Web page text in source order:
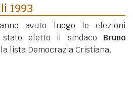
1993
avuto luogo le elezioni
stato eletto il sindaco Bruno
lista Democrazia Cristiana.